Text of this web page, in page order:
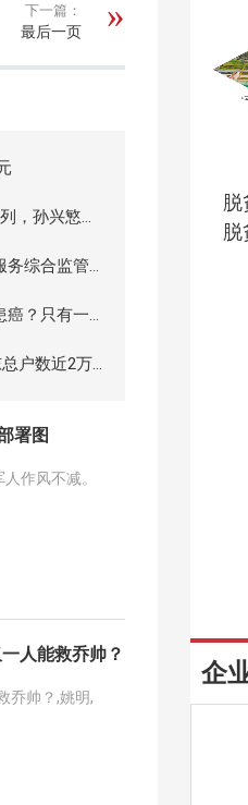
下一篇：
最后一页
，孙兴慜接
务综合监管
癌？只有一
户数近2万
署图
作风不减。
人能救乔帅？
乔帅？,姚明,
脱
脱
企